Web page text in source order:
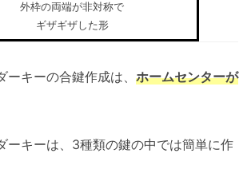
外枠の両端が非対称で
ギザギザした形
ーキーの合鍵作成は、 ホームセンターが
ーキーは、3種類の鍵の中では簡単に作